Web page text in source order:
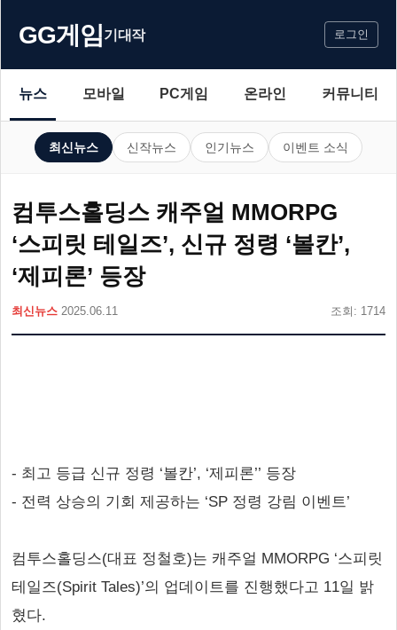
GG게임기대작 로그인
뉴스 모바일 PC게임 온라인 커뮤니티
최신뉴스 신작뉴스 인기뉴스 이벤트 소식
컴투스홀딩스 캐주얼 MMORPG
‘스피릿 테일즈’, 신규 정령 ‘볼칸’,
‘제피론’ 등장
최신뉴스 2025.06.11 조회: 1714
- 최고 등급 신규 정령 ‘볼칸’, ‘제피론’’ 등장
- 전력 상승의 기회 제공하는 ‘SP 정령 강림 이벤트’
컴투스홀딩스(대표 정철호)는 캐주얼 MMORPG ‘스피릿
테일즈(Spirit Tales)’의 업데이트를 진행했다고 11일 밝
혔다.